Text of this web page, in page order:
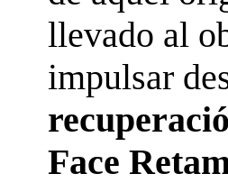
llevado al
impulsar
Face